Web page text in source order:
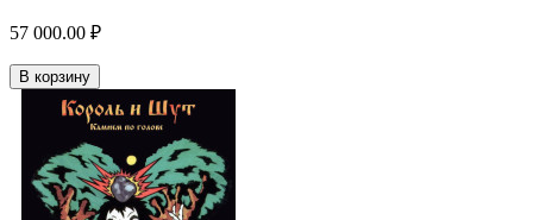
57 000.00 ₽
В корзину